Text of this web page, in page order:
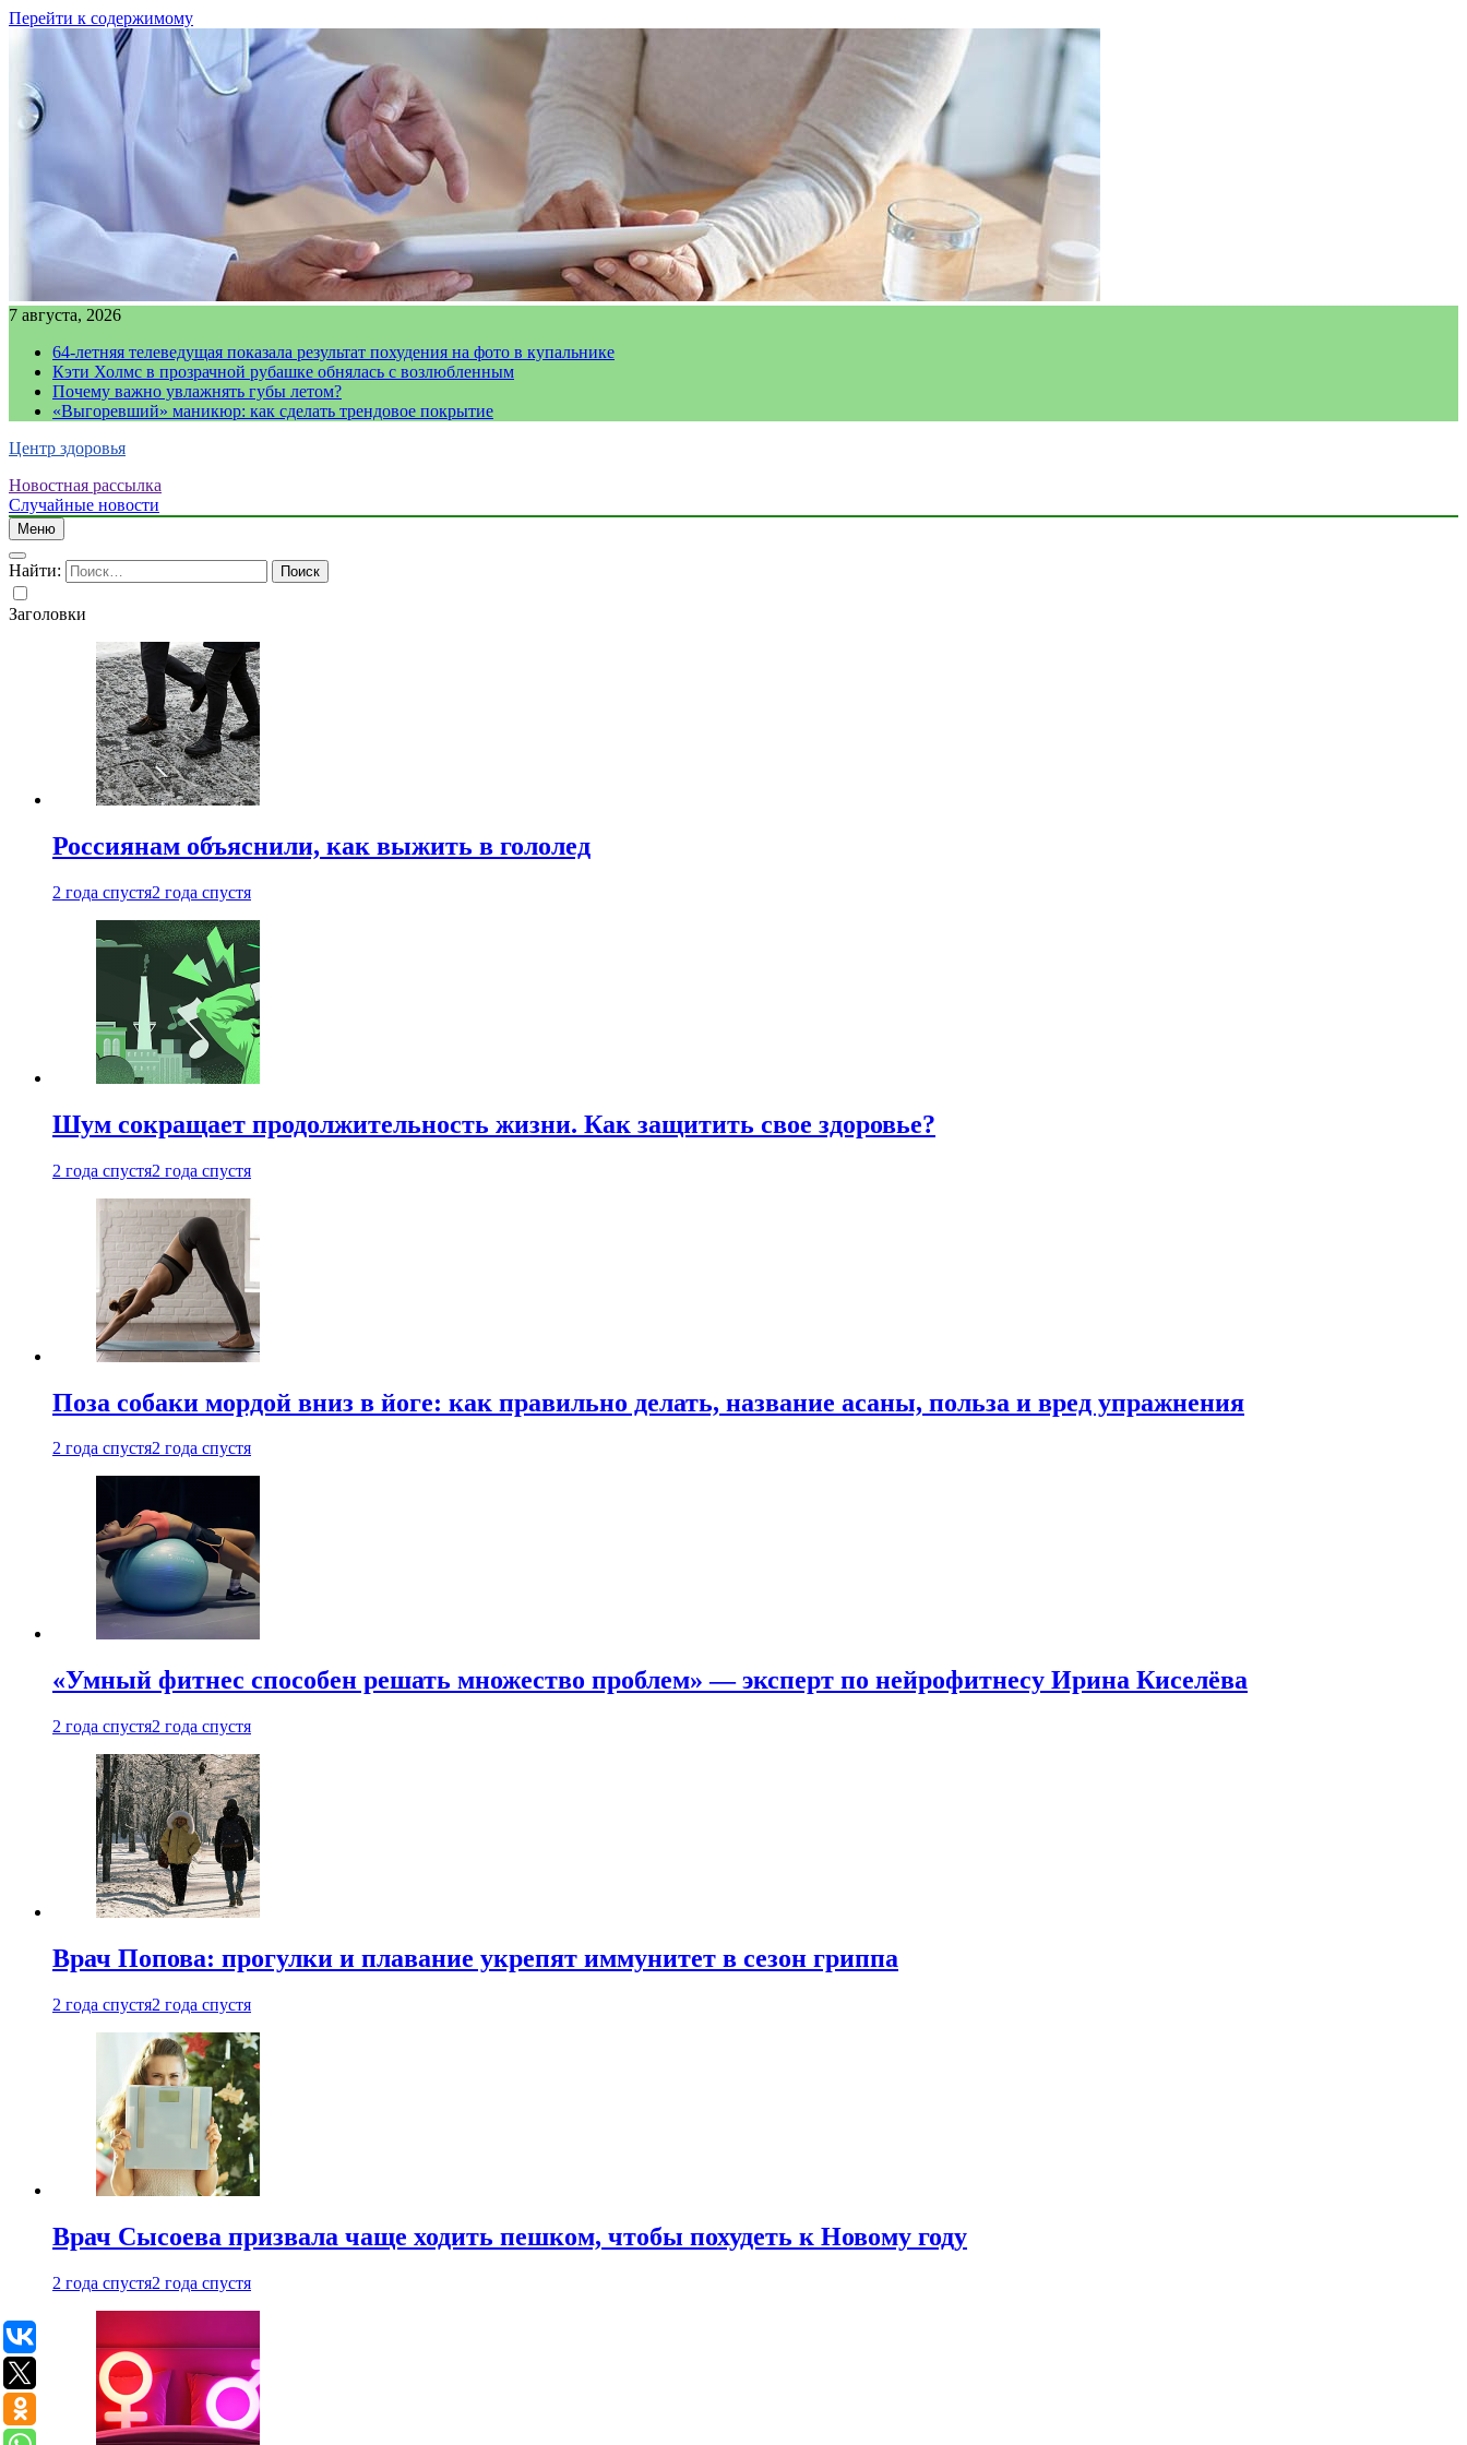
Перейти к содержимому
7 августа, 2026
64-летняя телеведущая показала результат похудения на фото в купальнике
Кэти Холмс в прозрачной рубашке обнялась с возлюбленным
Почему важно увлажнять губы летом?
«Выгоревший» маникюр: как сделать трендовое покрытие
Центр здоровья
Новостная рассылка
Случайные новости
Меню
Найти:
Заголовки
Россиянам объяснили, как выжить в гололед
2 года спустя2 года спустя
Шум сокращает продолжительность жизни. Как защитить свое здоровье?
2 года спустя2 года спустя
Поза собаки мордой вниз в йоге: как правильно делать, название асаны, польза и вред упражнения
2 года спустя2 года спустя
«Умный фитнес способен решать множество проблем» — эксперт по нейрофитнесу Ирина Киселёва
2 года спустя2 года спустя
Врач Попова: прогулки и плавание укрепят иммунитет в сезон гриппа
2 года спустя2 года спустя
Врач Сысоева призвала чаще ходить пешком, чтобы похудеть к Новому году
2 года спустя2 года спустя